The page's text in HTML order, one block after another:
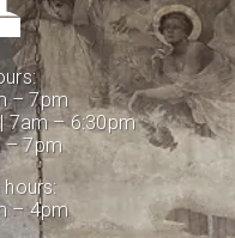
– 7pm
7am – 6:30pm
– 7pm
– 4pm